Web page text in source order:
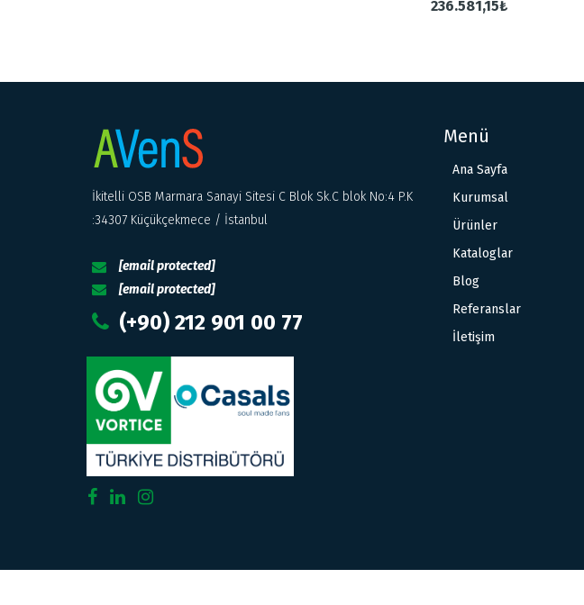
236.581,15₺
İkitelli OSB Marmara Sanayi Sitesi C Blok Sk.C blok No:4 P.K
:34307 Küçükçekmece / İstanbul
[email protected]
[email protected]
(+90) 212 901 00 77
Menü
Ana Sayfa
Kurumsal
Ürünler
Kataloglar
Blog
Referanslar
İletişim